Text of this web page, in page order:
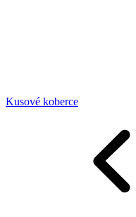
Kusové koberce